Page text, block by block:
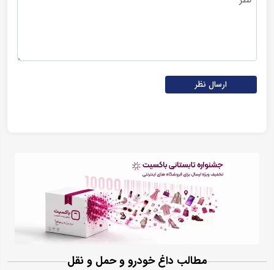
ارسال نظر
مطالب داغ خودرو و حمل و نقل